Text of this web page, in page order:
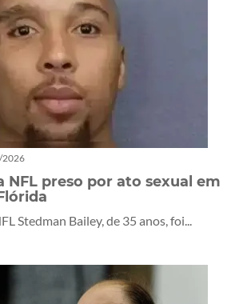
NFL preso por ato sexual em
Stedman Bailey, de 35 anos, foi...